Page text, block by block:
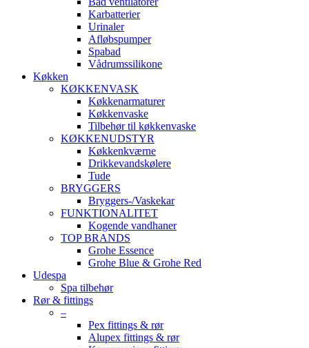
Karbatterier
Urinaler
Afløbspumper
Spabad
Vådrumssilikone
Køkken
KØKKENVASK
Køkkenarmaturer
Køkkenvaske
Tilbehør til køkkenvaske
KØKKENUDSTYR
Køkkenkværne
Drikkevandskølere
Tude
BRYGGERS
Bryggers-/Vaskekar
FUNKTIONALITET
Kogende vandhaner
TOP BRANDS
Grohe Essence
Grohe Blue & Grohe Red
Udespa
Spa tilbehør
Rør & fittings
–
Pex fittings & rør
Alupex fittings & rør